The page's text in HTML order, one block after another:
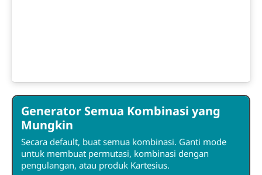
Generator Semua Kombinasi yang
Mungkin
Secara default, buat semua kombinasi. Ganti mode
untuk membuat permutasi, kombinasi dengan
pengulangan, atau produk Kartesius.